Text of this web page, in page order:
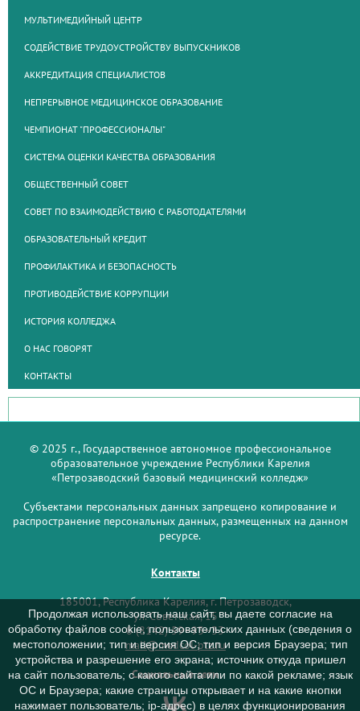
МУЛЬТИМЕДИЙНЫЙ ЦЕНТР
СОДЕЙСТВИЕ ТРУДОУСТРОЙСТВУ ВЫПУСКНИКОВ
АККРЕДИТАЦИЯ СПЕЦИАЛИСТОВ
НЕПРЕРЫВНОЕ МЕДИЦИНСКОЕ ОБРАЗОВАНИЕ
ЧЕМПИОНАТ "ПРОФЕССИОНАЛЫ"
СИСТЕМА ОЦЕНКИ КАЧЕСТВА ОБРАЗОВАНИЯ
ОБЩЕСТВЕННЫЙ СОВЕТ
СОВЕТ ПО ВЗАИМОДЕЙСТВИЮ С РАБОТОДАТЕЛЯМИ
ОБРАЗОВАТЕЛЬНЫЙ КРЕДИТ
ПРОФИЛАКТИКА И БЕЗОПАСНОСТЬ
ПРОТИВОДЕЙСТВИЕ КОРРУПЦИИ
ИСТОРИЯ КОЛЛЕДЖА
О НАС ГОВОРЯТ
КОНТАКТЫ
© 2025 г., Государственное автономное профессиональное
образовательное учреждение Республики Карелия
«Петрозаводский базовый медицинский колледж»
Субъектами персональных данных запрещено копирование и
распространение персональных данных, размещенных на данном
ресурсе.
Контакты
185001, Республика Карелия, г. Петрозаводск,
ул. Советская, 15
8 (8142) 59–93–33
mail@medcol-ptz.ru
Социальные сети
Продолжая использовать наш сайт, вы даете согласие на
обработку файлов cookie, пользовательских данных (сведения о
местоположении; тип и версия ОС; тип и версия Браузера; тип
устройства и разрешение его экрана; источник откуда пришел
на сайт пользователь; с какого сайта или по какой рекламе; язык
ОС и Браузера; какие страницы открывает и на какие кнопки
нажимает пользователь; ip-адрес) в целях функционирования